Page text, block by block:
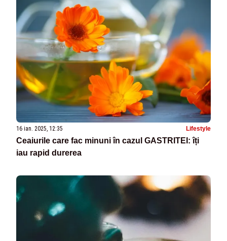
16 ian. 2025, 12:35 Lifestyle
Ceaiurile care fac minuni în cazul GASTRITEI: îți
iau rapid durerea